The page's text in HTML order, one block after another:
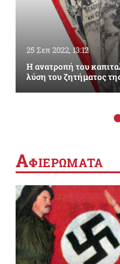
25 Σεπ 2022, 13:12
Η ανατροπή του
λύση του ζητήματος
ΑΦΙΕΡΩΜΑΤΑ